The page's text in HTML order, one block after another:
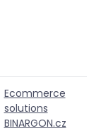
Ecommerce
solutions
BINARGON.cz